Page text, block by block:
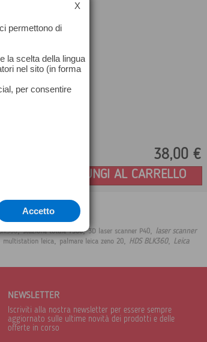
38,00 €
AGGIUNGI AL CARRELLO
,stazione totale TS60,3D laser scanner P40, laser scanner
multistation leica, palmare leica zeno 20, HDS BLK360, Leica
NEWSLETTER
Iscriviti alla nostra newsletter per essere sempre
aggiornato sulle ultime novità dei prodotti e delle
offerte in corso
X
permettono di
la scelta della lingua
nel sito (in forma
per consentire
Accetto